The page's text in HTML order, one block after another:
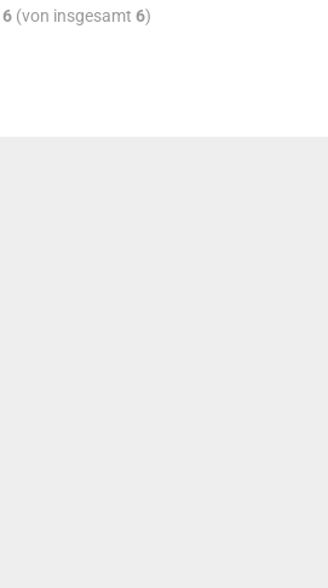
6(von insgesamt 6)